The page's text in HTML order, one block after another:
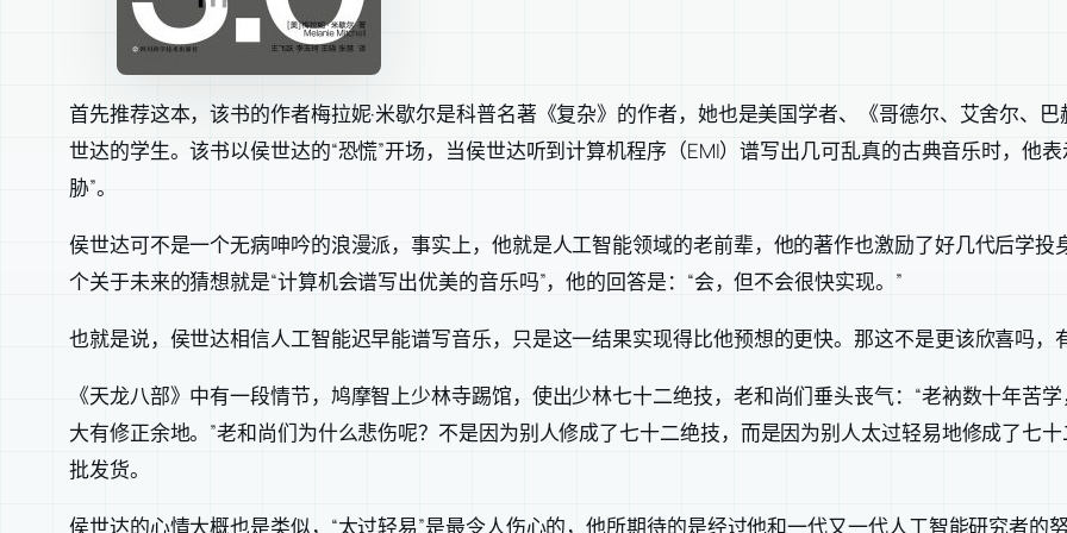
首先推荐这本，该书的作者梅拉妮·米歇尔是科普名著《复杂》的作者，她也是美国学者、《哥德尔、艾舍尔、
世达的学生。该书以侯世达的“恐慌”开场，当侯世达听到计算机程序（EMI）谱写出几可乱真的古典音乐时，他
胁”。
侯世达可不是一个无病呻吟的浪漫派，事实上，他就是人工智能领域的老前辈，他的著作也激励了好几代后学
个关于未来的猜想就是“计算机会谱写出优美的音乐吗”，他的回答是：“会，但不会很快实现。”
也就是说，侯世达相信人工智能迟早能谱写音乐，只是这一结果实现得比他预想的更快。那这不是更该欣喜吗，
《天龙八部》中有一段情节，鸠摩智上少林寺踢馆，使出少林七十二绝技，老和尚们垂头丧气：“老衲数十年苦
大有修正余地。”老和尚们为什么悲伤呢？不是因为别人修成了七十二绝技，而是因为别人太过轻易地修成了七
批发货。
侯世达的心情大概也是类似，“太过轻易”是最令人伤心的，他所期待的是经过他和一代又一代人工智能研究者